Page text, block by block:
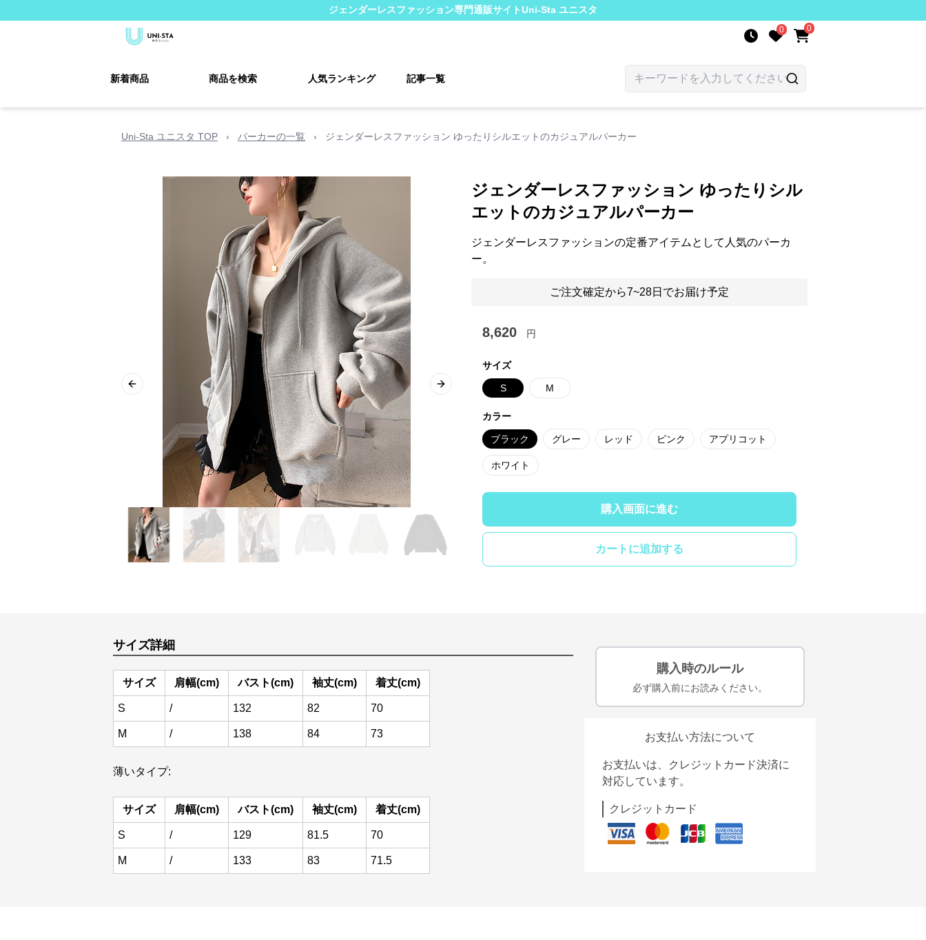
ジェンダーレスファッション専門通販サイトUni-Sta ユニスタ
0 0
新着商品 商品を検索 人気ランキング 記事一覧
Uni-Sta ユニスタ TOP › パーカーの一覧 › ジェンダーレスファッション ゆったりシルエットのカジュアルパーカー
Previous slide Next slide
ジェンダーレスファッション ゆったりシル
エットのカジュアルパーカー
ジェンダーレスファッションの定番アイテムとして人気のパーカ
ー。
ご注文確定から7~28日でお届け予定
8,620 円
サイズ
S M
カラー
ブラック グレー レッド ピンク アプリコット
ホワイト
購入画面に進む
カートに追加する
サイズ詳細
サイズ 肩幅(cm) バスト(cm) 袖丈(cm) 着丈(cm)
S / 132 82 70
M / 138 84 73
薄いタイプ:
サイズ 肩幅(cm) バスト(cm) 袖丈(cm) 着丈(cm)
S / 129 81.5 70
M / 133 83 71.5
購入時のルール
必ず購入前にお読みください。
お支払い方法について
お支払いは、クレジットカード決済に
対応しています。
クレジットカード